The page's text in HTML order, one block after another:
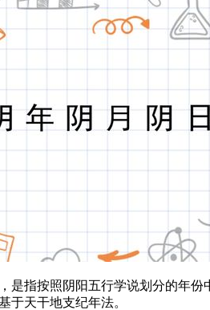
是指按照阴阳五行学说划分的年
于天干地支纪年法。